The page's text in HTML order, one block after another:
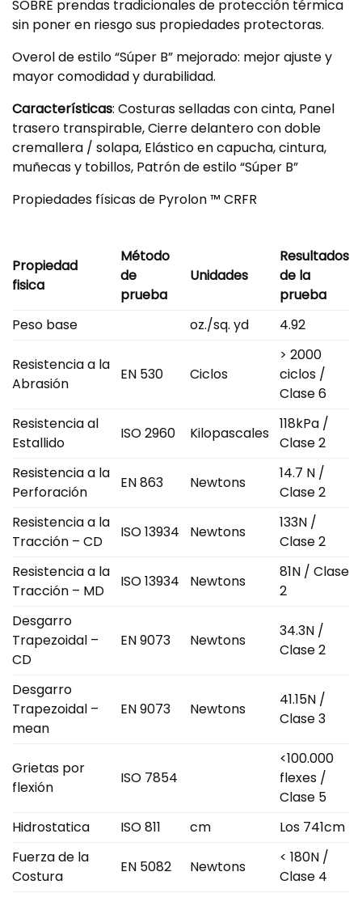
SOBRE prendas tradicionales de protección térmica
sin poner en riesgo sus propiedades protectoras.
Overol de estilo “Súper B” mejorado: mejor ajuste y
mayor comodidad y durabilidad.
Características: Costuras selladas con cinta, Panel
trasero transpirable, Cierre delantero con doble
cremallera / solapa, Elástico en capucha, cintura,
muñecas y tobillos, Patrón de estilo “Súper B”
Propiedades físicas de Pyrolon ™ CRFR
Propiedad
fisica
Método
de
prueba
Unidades
Resultados
de la
prueba
Peso base
oz./sq. yd 4.92
Resistencia a la
Abrasión
EN 530 Ciclos
> 2000
ciclos /
Clase 6
Resistencia al
Estallido
ISO 2960 Kilopascales
118kPa /
Clase 2
Resistencia a la
Perforación
EN 863 Newtons
14.7 N /
Clase 2
Resistencia a la
Tracción – CD
ISO 13934 Newtons
133N /
Clase 2
Resistencia a la
Tracción – MD
ISO 13934 Newtons
81N / Clase
2
Desgarro
Trapezoidal –
CD
EN 9073 Newtons
34.3N /
Clase 2
Desgarro
Trapezoidal –
mean
EN 9073 Newtons
41.15N /
Clase 3
Grietas por
flexión
ISO 7854
<100.000
flexes /
Clase 5
Hidrostatica
ISO 811 cm
Los 741cm
Fuerza de la
Costura
EN 5082 Newtons
< 180N /
Clase 4